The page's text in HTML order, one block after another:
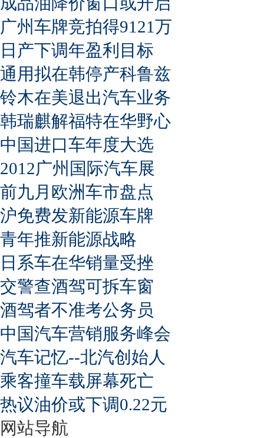
广州车牌竞拍得9121万
日产下调年盈利目标
通用拟在韩停产科鲁兹
铃木在美退出汽车业务
韩瑞麒解福特在华野心
中国进口车年度大选
2012广州国际汽车展
前九月欧洲车市盘点
沪免费发新能源车牌
青年推新能源战略
日系车在华销量受挫
交警查酒驾可拆车窗
酒驾者不准考公务员
中国汽车营销服务峰会
汽车记忆--北汽创始人
乘客撞车载屏幕死亡
热议油价或下调0.22元
网站导航